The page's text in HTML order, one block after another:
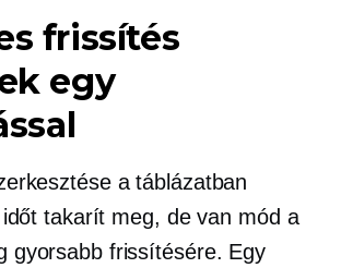
frissítés
egy
a táblázatban
takarít meg, de van mód a
gyorsabb frissítésére. Egy